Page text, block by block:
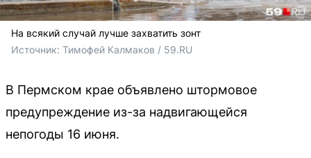
На всякий случай лучше захватить зонт
Источник: Тимофей Калмаков / 59.RU
В Пермском крае объявлено штормовое
предупреждение из-за надвигающейся
непогоды 16 июня.